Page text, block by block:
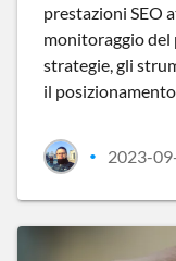
prestazioni SEO
monitoraggio del
strategie, gli
il
• 2023-